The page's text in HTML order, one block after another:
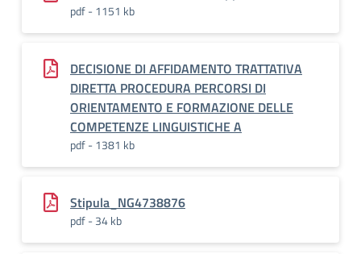
pdf - 1151 kb
DECISIONE DI AFFIDAMENTO TRATTATIVA
DIRETTA PROCEDURA PERCORSI DI
ORIENTAMENTO E FORMAZIONE DELLE
COMPETENZE LINGUISTICHE A
pdf - 1381 kb
Stipula_NG4738876
pdf - 34 kb